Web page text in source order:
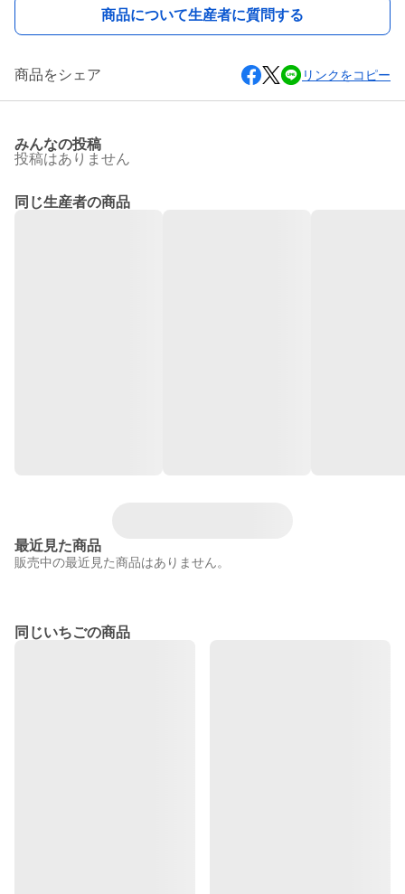
商品について生産者に質問する
商品をシェア リンクをコピー
みんなの投稿
投稿はありません
同じ生産者の商品
最近見た商品
販売中の最近見た商品はありません。
同じいちごの商品